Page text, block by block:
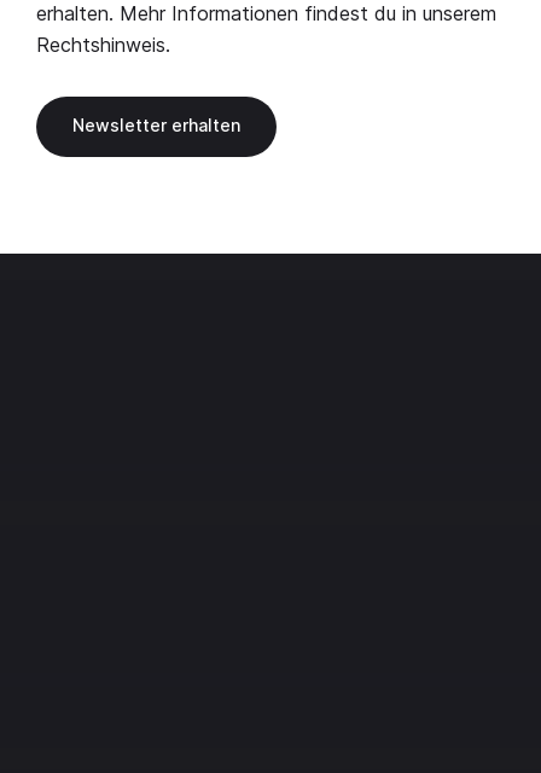
erhalten. Mehr Informationen findest du in unserem
Rechtshinweis.